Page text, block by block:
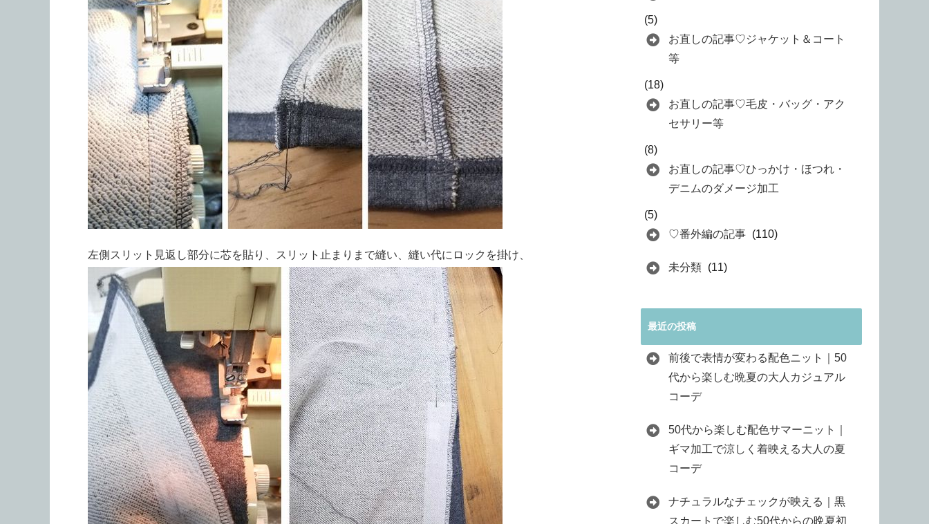
左側スリット見返し部分に芯を貼り、スリット止まりまで縫い、縫い代にロックを掛け、
(5)
お直しの記事♡ジャケット＆コート
等
(18)
お直しの記事♡毛皮・バッグ・アク
セサリー等
(8)
お直しの記事♡ひっかけ・ほつれ・
デニムのダメージ加工
(5)
♡番外編の記事 (110)
未分類 (11)
最近の投稿
前後で表情が変わる配色ニット｜50
代から楽しむ晩夏の大人カジュアル
コーデ
50代から楽しむ配色サマーニット｜
ギマ加工で涼しく着映える大人の夏
コーデ
ナチュラルなチェックが映える｜黒
スカートで楽しむ50代からの晩夏初